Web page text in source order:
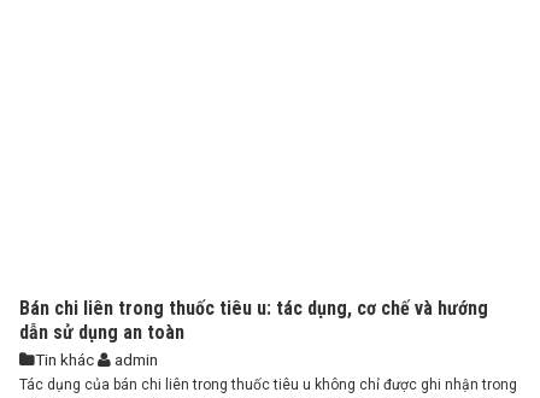
Bán chi liên trong thuốc tiêu u: tác dụng, cơ chế và hướng
dẫn sử dụng an toàn
Tin khác admin
Tác dụng của bán chi liên trong thuốc tiêu u không chỉ được ghi nhận trong